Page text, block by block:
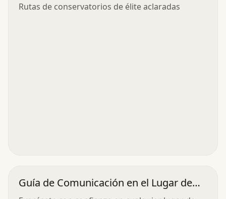
Rutas de conservatorios de élite aclaradas
Guía de Comunicación en el Lugar de
Trabajo